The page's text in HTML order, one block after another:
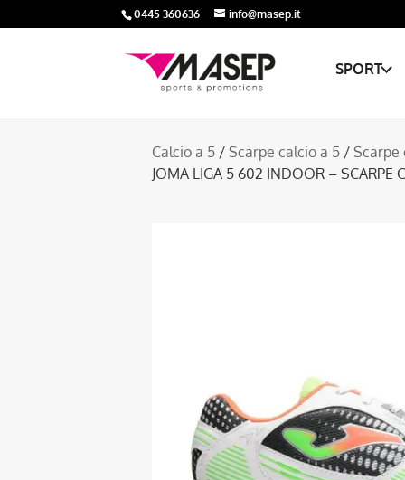
0445 360636 info@masep.it
SPORT
Calcio a 5 / Scarpe calcio a 5 / Scarpe
JOMA LIGA 5 602 INDOOR – SCARPE